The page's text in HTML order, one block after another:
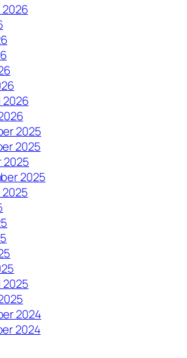
2026
2025
2025
2025
2024
2024